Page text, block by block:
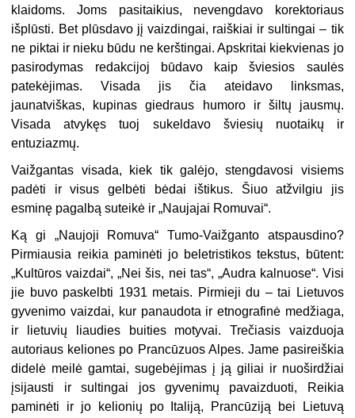
klaidoms. Joms pasitaikius, nevengdavo korektoriaus
išplūsti. Bet plūsdavo jį vaizdingai, raiškiai ir sultingai – tik
ne piktai ir nieku būdu ne kerštingai. Apskritai kiekvienas jo
pasirodymas redakcijoj būdavo kaip šviesios saulės
patekėjimas. Visada jis čia ateidavo linksmas,
jaunatviškas, kupinas giedraus humoro ir šiltų jausmų.
Visada atvykęs tuoj sukeldavo šviesių nuotaikų ir
entuziazmų.
Vaižgantas visada, kiek tik galėjo, stengdavosi visiems
padėti ir visus gelbėti bėdai ištikus. Šiuo atžvilgiu jis
esminę pagalbą suteikė ir „Naujajai Romuvai“.
Ką gi „Naujoji Romuva“ Tumo-Vaižganto atspausdino?
Pirmiausia reikia paminėti jo beletristikos tekstus, būtent:
„Kultūros vaizdai“, „Nei šis, nei tas“, „Audra kalnuose“. Visi
jie buvo paskelbti 1931 metais. Pirmieji du – tai Lietuvos
gyvenimo vaizdai, kur panaudota ir etnografinė medžiaga,
ir lietuvių liaudies buities motyvai. Trečiasis vaizduoja
autoriaus keliones po Prancūzuos Alpes. Jame pasireiškia
didelė meilė gamtai, sugebėjimas į ją giliai ir nuoširdžiai
įsijausti ir sultingai jos gyvenimų pavaizduoti, Reikia
paminėti ir jo kelionių po Italiją, Prancūziją bei Lietuvą